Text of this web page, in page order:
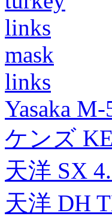
links
mask
links
Yasaka
ケンズ
天洋 SX
天洋 DH